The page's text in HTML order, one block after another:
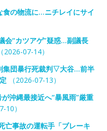
の物流に…ニチレイにサイ
会“カツアゲ”疑惑…副議長
2026-07-14）
団暴行死裁判▽大谷…前半
（2026-07-13）
沖縄最接近へ“暴風雨”厳重
10）
事故の運転手「ブレーキ